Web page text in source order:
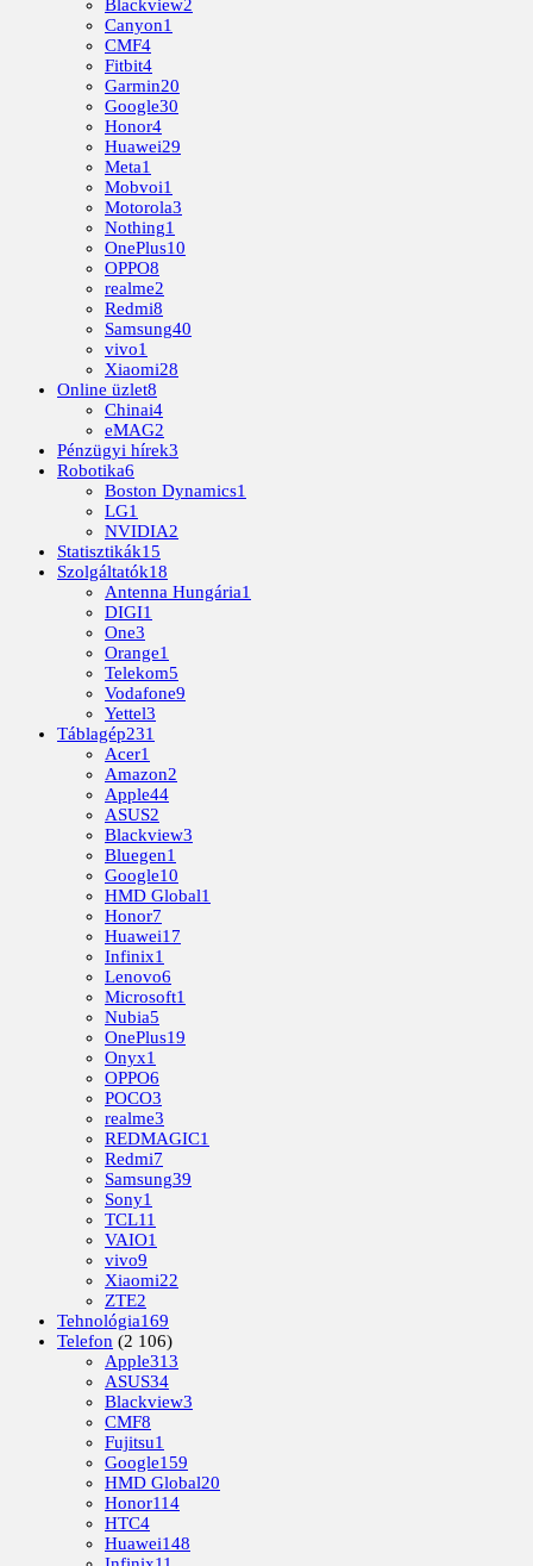
Blackview2
Canyon1
CMF4
Fitbit4
Garmin20
Google30
Honor4
Huawei29
Meta1
Mobvoi1
Motorola3
Nothing1
OnePlus10
OPPO8
realme2
Redmi8
Samsung40
vivo1
Xiaomi28
Online üzlet8
Chinai4
eMAG2
Pénzügyi hírek3
Robotika6
Boston Dynamics1
LG1
NVIDIA2
Statisztikák15
Szolgáltatók18
Antenna Hungária1
DIGI1
One3
Orange1
Telekom5
Vodafone9
Yettel3
Táblagép231
Acer1
Amazon2
Apple44
ASUS2
Blackview3
Bluegen1
Google10
HMD Global1
Honor7
Huawei17
Infinix1
Lenovo6
Microsoft1
Nubia5
OnePlus19
Onyx1
OPPO6
POCO3
realme3
REDMAGIC1
Redmi7
Samsung39
Sony1
TCL11
VAIO1
vivo9
Xiaomi22
ZTE2
Tehnológia169
Telefon (2 106)
Apple313
ASUS34
Blackview3
CMF8
Fujitsu1
Google159
HMD Global20
Honor114
HTC4
Huawei148